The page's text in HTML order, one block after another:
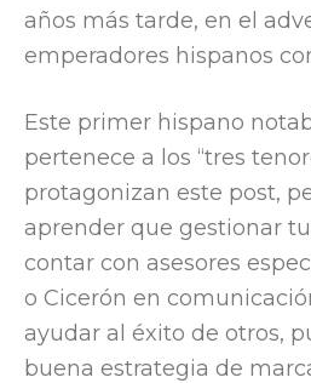
años más tarde, en el
emperadores hispanos
Este primer hispano
pertenece a los “tres
protagonizan este post,
aprender que gestionar
contar con asesores
o Cicerón en
ayudar al éxito de otros,
buena estrategia de